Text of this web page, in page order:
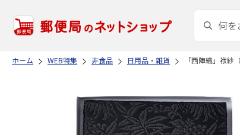
ホーム WEB特集 非食品 日用品・雑貨 「西陣織」袱